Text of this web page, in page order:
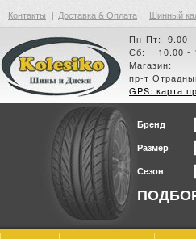
Контакты | Доставка & Оплата | Шинный
Пн-Пт: 9.00 -
Сб: 10.00 -
Магазин:
пр-т
GPS: карта
Бренд
Размер
Сезон